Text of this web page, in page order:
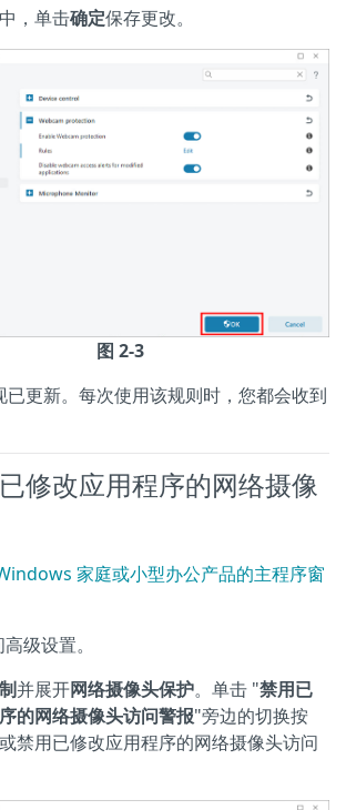
中，单击确定保存更改。
图 2-3
已更新。每次使用该规则时，您都会收到
修改应用程序的网络摄像
家庭或小型办公产品的主程序窗
级设置。
并展开网络摄像头保护。单击 "禁用已
的网络摄像头访问警报"旁边的切换按
禁用已修改应用程序的网络摄像头访问